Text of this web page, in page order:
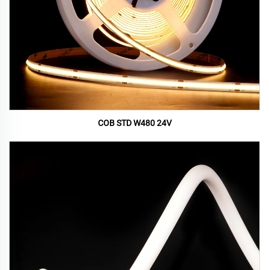
COB STD W480 24V